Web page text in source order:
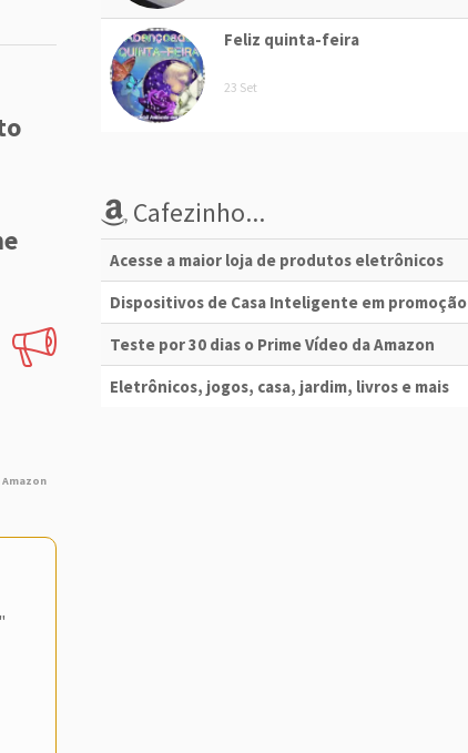
Amazon
Feliz quinta-feira
23 Set
Cafezinho...
Acesse a maior loja de produtos eletrônicos
Dispositivos de Casa Inteligente em promoção
Teste por 30 dias o Prime Vídeo da Amazon
Eletrônicos, jogos, casa, jardim, livros e mais